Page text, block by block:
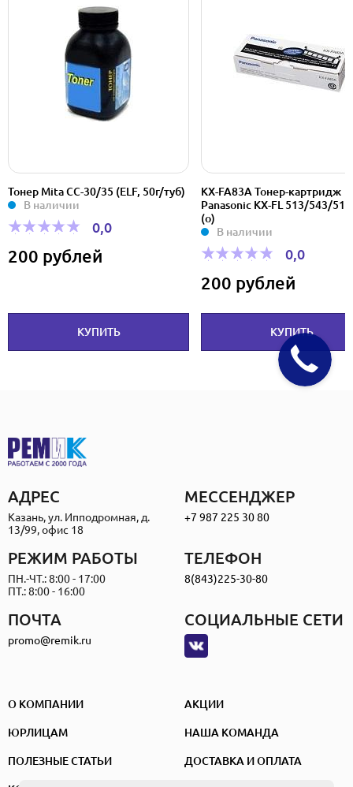
Тонер Mita CC-30/35 (ELF, 50г/туб)
В наличии
0,0
200 рублей
КУПИТЬ
KX-FA83A Тонер-картридж
Panasonic KX-FL 513/543/
(o)
В наличии
0,0
200 рублей
КУПИТЬ
АДРЕС
Казань, ул. Ипподромная, д.
13/99, офис 18
МЕССЕНДЖЕР
+7 987 225 30 80
ПОЧТА
promo@remik.ru
РЕЖИМ РАБОТЫ
ПН.-ЧТ.: 8:00 - 17:00
ПТ.: 8:00 - 16:00
ТЕЛЕФОН
8(843)225-30-80
СОЦИАЛЬНЫЕ СЕТИ
О КОМПАНИИ АКЦИИ
ЮРЛИЦАМ НАША КОМАНДА
ПОЛЕЗНЫЕ СТАТЬИ ДОСТАВКА И ОПЛАТА